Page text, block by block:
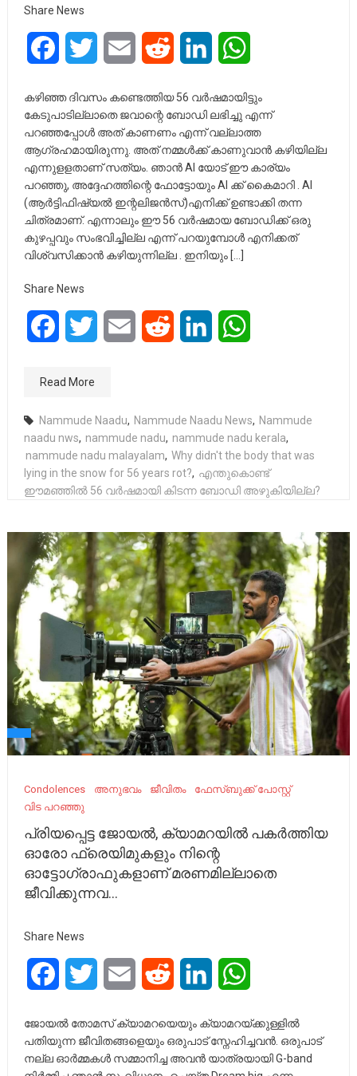
Share News
FacebookTwitter Email Reddit LinkedIn
കഴിഞ്ഞ ദിവസം കണ്ടെത്തിയ 56 വർഷമായിട്ടും
കേടുപാടില്ലാതെ ജവാന്റെ ബോഡി ലഭിച്ചു എന്ന്
പറഞ്ഞപ്പോൾ അത് കാണണം എന്ന് വല്ലാത്ത
ആഗ്രഹമായിരുന്നു. അത് നമ്മൾക്ക് കാണുവാൻ കഴിയില്ല
എന്നുളളതാണ് സത്യം. ഞാൻ AI യോട് ഈ കാര്യം
പറഞ്ഞു, അദ്ദേഹത്തിന്റെ ഫോട്ടോയും AI ക്ക് കൈമാറി . AI
(ആർട്ടിഫിഷ്യൽ ഇന്റലിജൻസ്)എനിക്ക് ഉണ്ടാക്കി തന്ന
ചിത്രമാണ്. എന്നാലും ഈ 56 വർഷമായ ബോഡിക്ക് ഒരു
കുഴപ്പവും സംഭവിച്ചില്ല എന്ന് പറയുമ്പോൾ എനിക്കത്
വിശ്വസിക്കാൻ കഴിയുന്നില്ല . ഇനിയും […]
Share News
FacebookTwitter Email Reddit LinkedIn
Read More
Nammude Naadu, Nammude Naadu News, Nammude
naadu nws, nammude nadu, nammude nadu kerala,
nammude nadu malayalam, Why didn't the body that was
lying in the snow for 56 years rot?, എന്തുകൊണ്ട്
ഈമഞ്ഞില്‍ 56 വര്‍ഷമായി കിടന്ന ബോഡി അഴുകിയില്ല?
Condolences അനുഭവം ജീവിതം
ഫേസ്ബുക്ക് പോസ്റ്റ്
വിട പറഞ്ഞു
പ്രിയപ്പെട്ട ജോയൽ, ക്യാമറയിൽ പകർത്തിയ
ഓരോ ഫ്രെയിമുകളും നിന്റെ
ഓട്ടോഗ്രാഫുകളാണ് മരണമില്ലാതെ
ജീവിക്കുന്നവ…
Share News
FacebookTwitter Email Reddit LinkedIn
ജോയൽ തോമസ് ക്യാമറയെയും ക്യാമറയ്ക്കുള്ളിൽ
പതിയുന്ന ജീവിതങ്ങളെയും ഒരുപാട് സ്നേഹിച്ചവൻ. ഒരുപാട്
നല്ല ഓർമ്മകൾ സമ്മാനിച്ച അവൻ യാത്രയായി G-band